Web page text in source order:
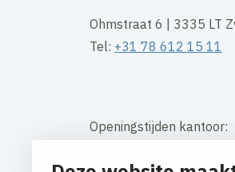
Ohmstraat 6 | 3335 LT
Tel: +31 78 612 15 11
Openingstijden kantoor: